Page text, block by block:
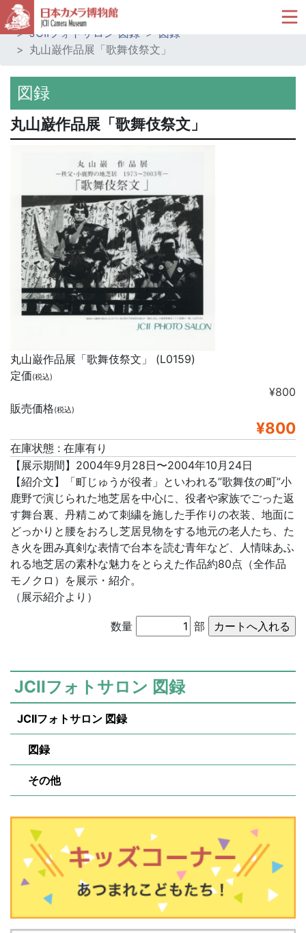
ホーム
ミュージアムショップ
JCIIフォトサロン 図録
図録
丸山巌作品展「歌舞伎祭文」
図録
丸山巌作品展「歌舞伎祭文」
丸山巌作品展「歌舞伎祭文」 (L0159)
定価(税込)
¥800
販売価格(税込)
¥800
在庫状態 : 在庫有り
【展示期間】2004年9月28日〜2004年10月24日
【紹介文】「町じゅうが役者」といわれる”歌舞伎の町”小
鹿野で演じられた地芝居を中心に、役者や家族でごった返
す舞台裏、丹精こめて刺繍を施した手作りの衣装、地面に
どっかりと腰をおろし芝居見物をする地元の老人たち、た
き火を囲み真剣な表情で台本を読む青年など、人情味あふ
れる地芝居の素朴な魅力をとらえた作品約80点（全作品
モノクロ）を展示・紹介。
（展示紹介より）
数量 部
JCIIフォトサロン 図録
JCIIフォトサロン 図録
図録
その他